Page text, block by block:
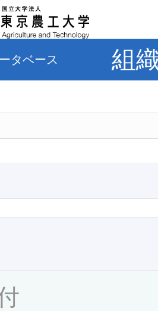
タベース 組